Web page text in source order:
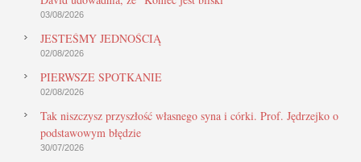
03/08/2026
JESTEŚMY JEDNOŚCIĄ
02/08/2026
PIERWSZE SPOTKANIE
02/08/2026
Tak niszczysz przyszłość własnego syna i córki. Prof. Jędrzejko o
podstawowym błędzie
30/07/2026